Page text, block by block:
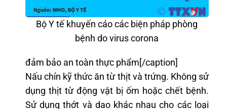
Bộ Y tế khuyến cáo các biện pháp phòng
bệnh do virus corona
đảm bảo an toàn thực phẩm[/caption]
Nấu chín kỹ thức ăn từ thịt và trứng. Không sử
dụng thịt từ động vật bị ốm hoặc chết bệnh.
Sử dụng thớt và dao khác nhau cho các loại